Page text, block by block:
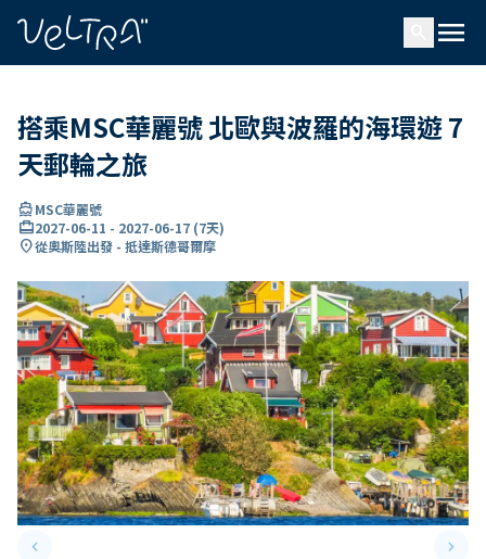
menu
搭乘MSC華麗號 北歐與波羅的海環遊 7
天郵輪之旅
directions_boatMSC華麗號
card_travel2027-06-11 - 2027-06-17 (7天)
location_on從奧斯陸出發 - 抵達斯德哥爾摩
keyboard_arrow_left keyboard_arrow_right